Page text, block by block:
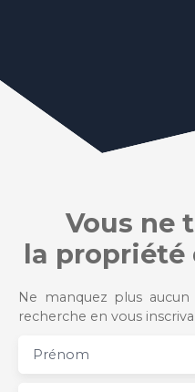
Vous ne
la propriété
Ne manquez plus
recherche en vous
Prénom